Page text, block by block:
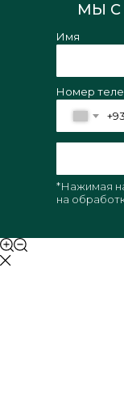
МЫ С
Имя
Номер
+93
*Нажимая
на